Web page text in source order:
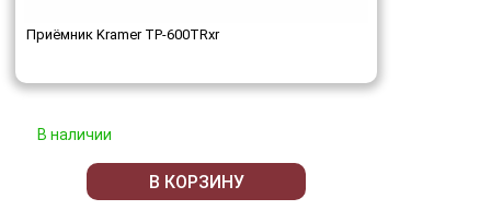
Приёмник Kramer TP-600TRxr
В наличии
В КОРЗИНУ